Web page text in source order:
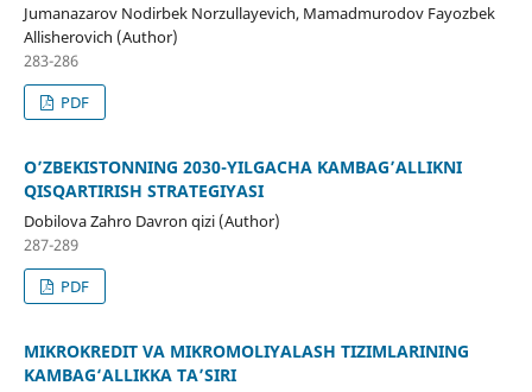
Jumanazarov Nodirbek Norzullayevich, Mamadmurodov Fayozbek
Allisherovich (Author)
283-286
PDF
O’ZBEKISTONNING 2030-YILGACHA KAMBAG’ALLIKNI
QISQARTIRISH STRATEGIYASI
Dobilova Zahro Davron qizi (Author)
287-289
PDF
MIKROKREDIT VA MIKROMOLIYALASH TIZIMLARINING
KAMBAG‘ALLIKKA TA’SIRI